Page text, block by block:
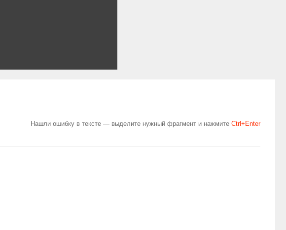
Нашли ошибку в тексте — выделите нужный фрагмент и нажмите Сtrl+Enter